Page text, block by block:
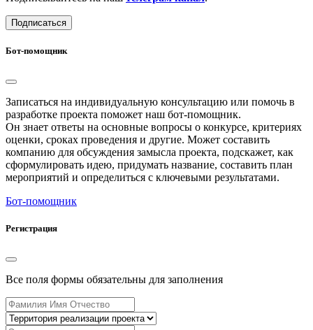
Подписаться
Бот-помощник
Записаться на индивидуальную консультацию или помочь в
разработке проекта поможет наш бот-помощник.
Он знает ответы на основные вопросы о конкурсе, критериях
оценки, сроках проведения и другие. Может составить
компанию для обсуждения замысла проекта, подскажет, как
сформулировать идею, придумать название, составить план
мероприятий и определиться с ключевыми результатами.
Бот-помощник
Регистрация
Все поля формы обязательны для заполнения